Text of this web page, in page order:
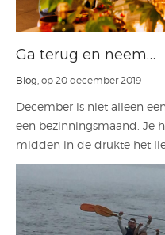
Ga terug en neem…
Blog , op 20 december 2019
December is niet alleen
een bezinningsmaand. Je
midden in de drukte het